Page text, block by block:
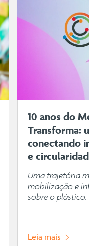
10 anos do
Transforma:
conectando
e
Uma trajetória
mobilização e
sobre o plástico.
Leia mais